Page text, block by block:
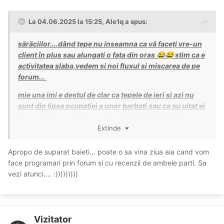
La 04.06.2025 la 15:25, Ale1qa spus:
sărăciilor....dând țepe nu inseamna ca vă faceți vre-un
client în plus sau alungati o fata din oras 😂😂stim ca e
activitatea slaba,vedem si noi fluxul si miscarea de pe
forum...
mie una imi e destul de clar ca țepele de ieri si azi nu
sunt din lipsa ocupatiei a unor barbati sau ca au uitat ei
suparat baietii pe mine puțin cu modificarile la pret. 😂
😘
Extinde
Apropo de suparat baieti... poate o sa vina ziua aia cand vom
face programari prin forum si cu recenzii de ambele parti. Sa
vezi atunci.... :)))))))))
Vizitator